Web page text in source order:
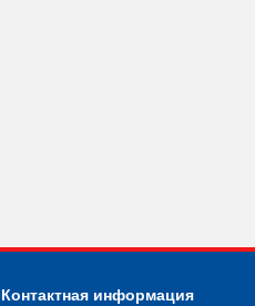
Контактная информация